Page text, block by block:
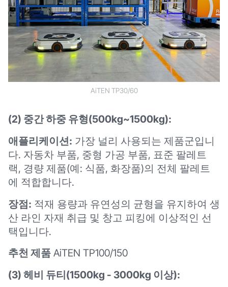
AiTEN TP30/60
(2) 중간 하중 유형(500kg~1500kg):
애플리케이션: 가장 널리 사용되는 제품군입니
다. 자동차 부품, 중형 가공 부품, 표준 팔레트
랙, 경량 제품(예: 식품, 화장품)의 전체 팔레트
에 적합합니다.
장점: 적재 용량과 유연성의 균형을 유지하여 생
산 라인 자재 취급 및 창고 피킹에 이상적인 선
택입니다.
추천 제품AiTEN TP100/150
(3) 헤비 듀티(1500kg - 3000kg 이상):